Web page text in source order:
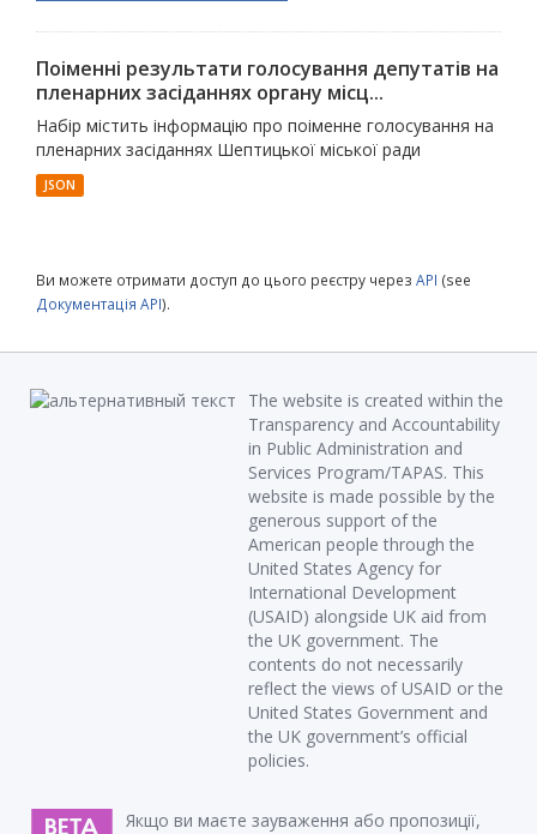
Поіменні результати голосування депутатів на
пленарних засіданнях органу місц...
Набір містить інформацію про поіменне голосування на
пленарних засіданнях Шептицької міської ради
JSON
Ви можете отримати доступ до цього реєстру через API (see
Документація API).
The website is created within the
Transparency and Accountability
in Public Administration and
Services Program/TAPAS. This
website is made possible by the
generous support of the
American people through the
United States Agency for
International Development
(USAID) alongside UK aid from
the UK government. The
contents do not necessarily
reflect the views of USAID or the
United States Government and
the UK government’s official
policies.
Якщо ви маєте зауваження або пропозиції,